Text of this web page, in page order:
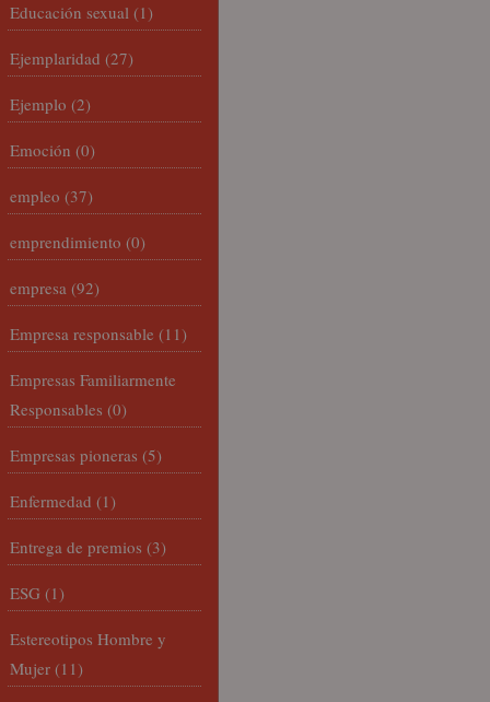
Educación sexual (1)
Ejemplaridad (27)
Ejemplo (2)
Emoción (0)
empleo (37)
emprendimiento (0)
empresa (92)
Empresa responsable (11)
Empresas Familiarmente
Responsables (0)
Empresas pioneras (5)
Enfermedad (1)
Entrega de premios (3)
ESG (1)
Estereotipos Hombre y
Mujer (11)